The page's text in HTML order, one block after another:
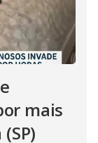
mais